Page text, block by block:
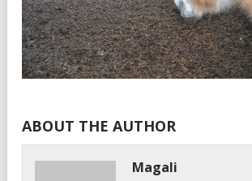
ABOUT THE AUTHOR
Magali